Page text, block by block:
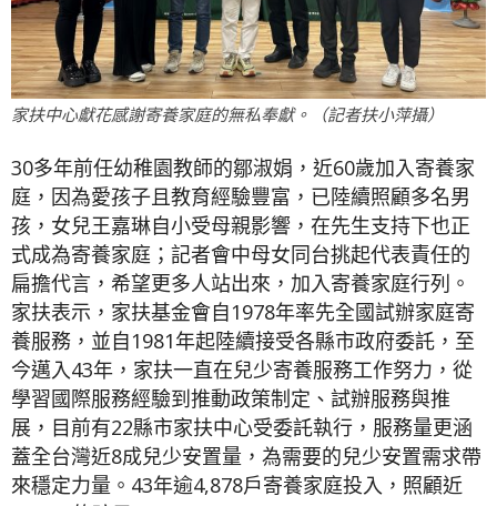
家扶中心獻花感謝寄養家庭的無私奉獻。（記者扶小萍攝）
30多年前任幼稚園教師的鄒淑娟，近60歲加入寄養家
庭，因為愛孩子且教育經驗豐富，已陸續照顧多名男
孩，女兒王嘉琳自小受母親影響，在先生支持下也正
式成為寄養家庭；記者會中母女同台挑起代表責任的
扁擔代言，希望更多人站出來，加入寄養家庭行列。
家扶表示，家扶基金會自1978年率先全國試辦家庭寄
養服務，並自1981年起陸續接受各縣市政府委託，至
今邁入43年，家扶一直在兒少寄養服務工作努力，從
學習國際服務經驗到推動政策制定、試辦服務與推
展，目前有22縣市家扶中心受委託執行，服務量更涵
蓋全台灣近8成兒少安置量，為需要的兒少安置需求帶
來穩定力量。43年逾4,878戶寄養家庭投入，照顧近